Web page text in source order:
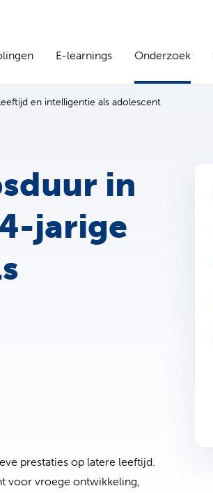
E-learnings Onderzoek
en intelligentie als adolescent
in
jarige
prestaties op latere leeftijd.
voor vroege ontwikkeling,